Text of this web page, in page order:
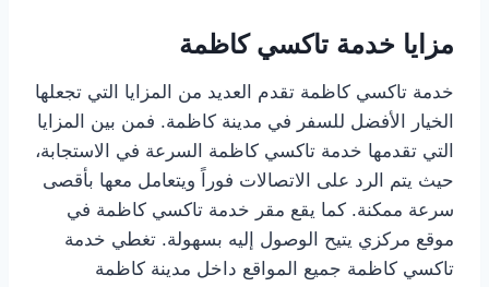
مزايا خدمة تاكسي كاظمة
خدمة تاكسي كاظمة تقدم العديد من المزايا التي تجعلها
الخيار الأفضل للسفر في مدينة كاظمة. فمن بين المزايا
التي تقدمها خدمة تاكسي كاظمة السرعة في الاستجابة،
حيث يتم الرد على الاتصالات فوراً ويتعامل معها بأقصى
سرعة ممكنة. كما يقع مقر خدمة تاكسي كاظمة في
موقع مركزي يتيح الوصول إليه بسهولة. تغطي خدمة
تاكسي كاظمة جميع المواقع داخل مدينة كاظمة